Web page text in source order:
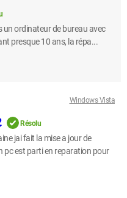
un ordinateur de bureau avec
presque 10 ans, la répa...
Windows Vista
Résolu
jai fait la mise a jour de
pc est parti en reparation pour